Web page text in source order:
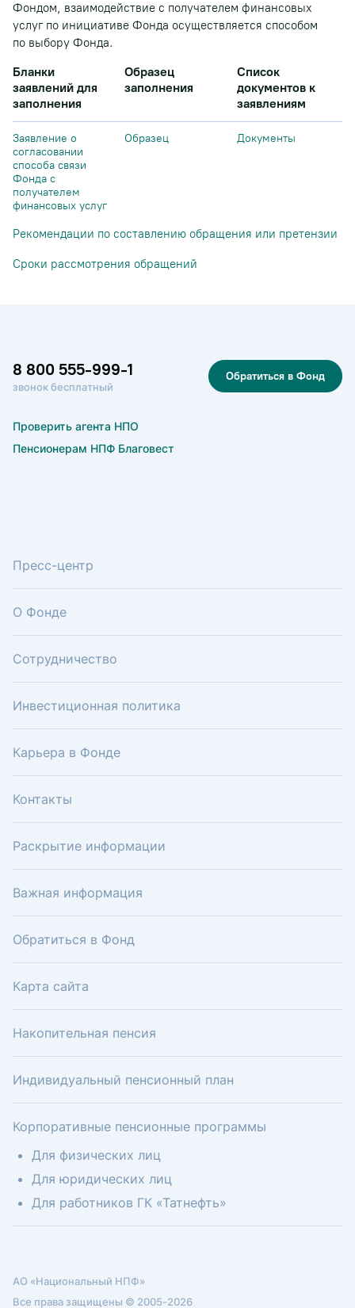
Фондом, взаимодействие с получателем финансовых
услуг по инициативе Фонда осуществляется способом
по выбору Фонда.
Бланки
заявлений для
заполнения
Образец
заполнения
Список
документов к
заявлениям
Заявление о
согласовании
способа связи
Фонда с
получателем
финансовых услуг
Образец Документы
Рекомендации по составлению обращения или претензии
Сроки рассмотрения обращений
8 800 555-999-1
звонок бесплатный
Обратиться в Фонд
Проверить агента НПО
Пенсионерам НПФ Благовест
Пресс-центр
О Фонде
Сотрудничество
Инвестиционная политика
Карьера в Фонде
Контакты
Раскрытие информации
Важная информация
Обратиться в Фонд
Карта сайта
Накопительная пенсия
Индивидуальный пенсионный план
Корпоративные пенсионные программы
Для физических лиц
Для юридических лиц
Для работников ГК «Татнефть»
АО «Национальный НПФ»
Все права защищены © 2005-2026